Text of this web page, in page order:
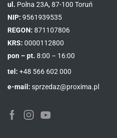
ul. Polna 23A, 87-100 Toruń
NIP: 9561939535
REGON: 871107806
KRS: 0000112800
pon – pt. 8:00 – 16:00
tel: +48 566 602 000
e-mail: sprzedaz@proxima.pl
FacebookInstagramYoutube